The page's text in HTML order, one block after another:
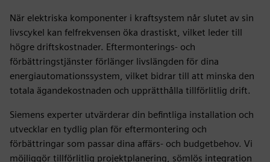
När elektriska komponenter i kraftsystem når slutet av sin
livscykel kan felfrekvensen öka drastiskt, vilket leder till
högre driftskostnader. Eftermonterings- och
förbättringstjänster förlänger livslängden för dina
energiautomationssystem, vilket bidrar till att minska den
totala ägandekostnaden och upprätthålla tillförlitlig drift.
Siemens experter utvärderar din befintliga installation och
utvecklar en tydlig plan för eftermontering och
förbättringar som passar dina affärs- och budgetbehov. Vi
möjliggör tillförlitlig projektplanering, sömlös integration